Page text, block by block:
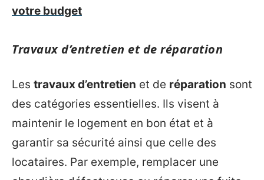
votre budget
Travaux d’entretien et de réparation
Les travaux d’entretien et de réparation sont
des catégories essentielles. Ils visent à
maintenir le logement en bon état et à
garantir sa sécurité ainsi que celle des
locataires. Par exemple, remplacer une